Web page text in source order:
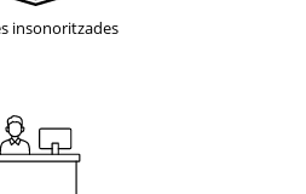
insonoritzades